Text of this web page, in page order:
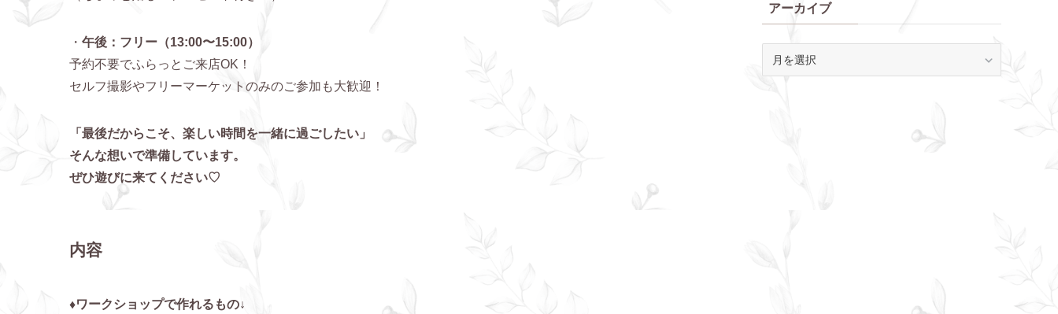
・ 午後：フリー（13:00〜15:00）
予約不要でふらっとご来店OK！
セルフ撮影やフリーマーケットのみのご参加も大歓迎！
「最後だからこそ、楽しい時間を一緒に過ごしたい」
そんな想いで準備しています。
ぜひ遊びに来てください♡
内容
♦ワークショップで作れるもの↓
アーカイブ